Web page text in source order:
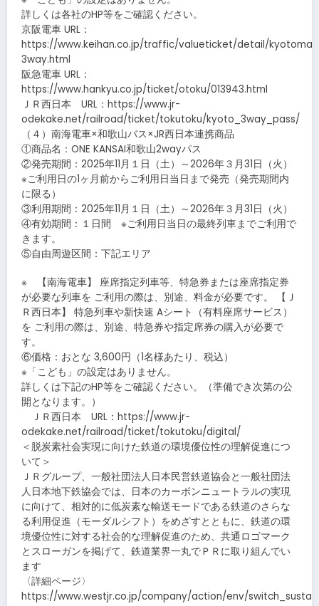
詳しくは各社のHP等をご確認ください。
京阪電車 URL：
https://www.keihan.co.jp/traffic/valueticket/detail/
3way.html
阪急電車 URL：
https://www.hankyu.co.jp/ticket/otoku/013943.html
ＪＲ西日本 URL：https://www.jr-
odekake.net/railroad/ticket/tokutoku/kyoto_3way_pass/
（４）南海電車×和歌山バス×JR西日本連携商品
①商品名：ONE KANSAI和歌山2wayパス
②発売期間：2025年11月１日（土）～2026年３月31日（火）
※ご利用日の1ヶ月前からご利用日当日まで発売（発売期間内
に限る）
③利用期間：2025年11月１日（土）～2026年３月31日（火）
④有効期間：１日間 ※ご利用日当日の最終列車までご利用で
きます。
⑤自由周遊区間：下記エリア
※ 【南海電車】 座席指定列車等、特急券または座席指定券
が必要な列車を ご利用の際は、別途、料金が必要です。 【Ｊ
Ｒ西日本】 特急列車や新快速 Aシート（有料座席サービス）
を ご利用の際は、別途、特急券や指定席券の購入が必要で
す。
⑥価格：おとな 3,600円（1名様あたり、税込）
※「こども」の設定はありません。
詳しくは下記のHP等をご確認ください。（準備でき次第の公
開となります。）
ＪＲ西日本 URL：https://www.jr-
odekake.net/railroad/ticket/tokutoku/digital/
＜脱炭素社会実現に向けた鉄道の環境優位性の理解促進につ
いて＞
ＪＲグループ、一般社団法人日本民営鉄道協会と一般社団法
人日本地下鉄協会では、日本のカーボンニュートラルの実現
に向けて、相対的に低炭素な輸送モードである鉄道のさらな
る利用促進（モーダルシフト）をめざすとともに、鉄道の環
境優位性に対する社会的な理解促進のため、共通ロゴマーク
とスローガンを掲げて、鉄道業界一丸でＰＲに取り組んでい
ます
〈詳細ページ〉
https://www.westjr.co.jp/company/action/env/